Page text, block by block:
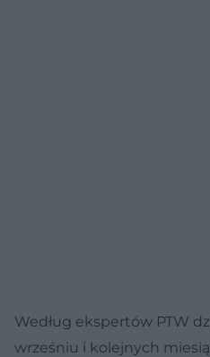
Według ekspertów PTW
wrześniu i kolejnych